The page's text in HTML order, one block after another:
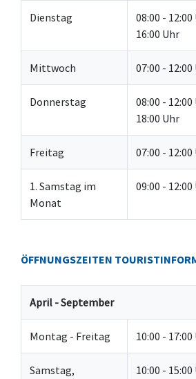
Dienstag
08:00 -
16:00 Uhr
Mittwoch 07:00 - 12:00
Donnerstag
08:00 -
18:00 Uhr
Freitag 07:00 - 12:00
1. Samstag im
Monat
09:00 - 12:00
ÖFFNUNGSZEITEN
April - September
Montag - Freitag 10:00 -
Samstag,
10:00 -